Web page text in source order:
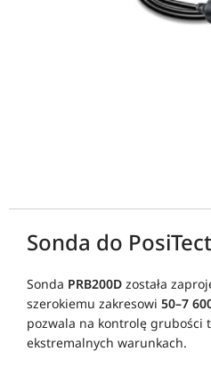
Sonda do
Sonda PRB200D została
szerokiemu zakresowi 50–7
pozwala na kontrolę grubości
ekstremalnych warunkach.